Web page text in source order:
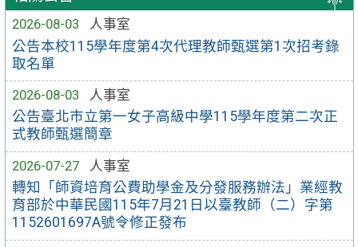
2026-08-03
人事室
公告本校115學年度第4次代理教師甄選第1次招考錄
取名單
2026-08-03
人事室
公告臺北市立第一女子高級中學115學年度第二次正
式教師甄選簡章
2026-07-27
人事室
轉知「師資培育公費助學金及分發服務辦法」業經教
育部於中華民國115年7月21日以臺教師（二）字第
1152601697A號令修正發布